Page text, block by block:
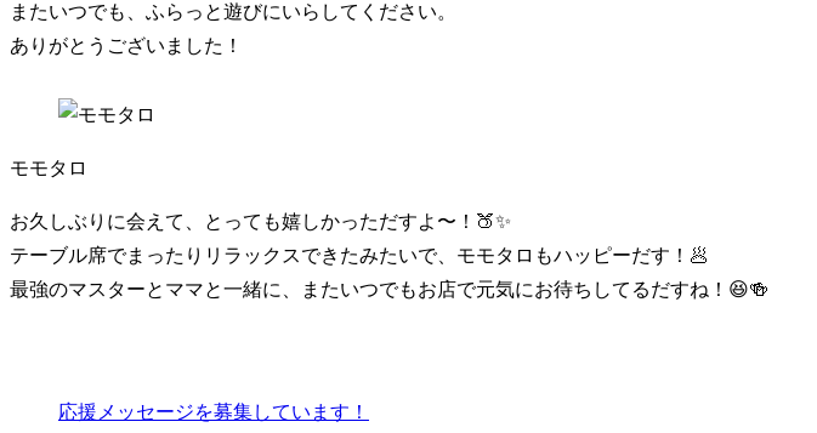
またいつでも、ふらっと遊びにいらしてください。
ありがとうございました！
モモタロ
お久しぶりに会えて、とっても嬉しかっただすよ〜！🍑✨
テーブル席でまったりリラックスできたみたいで、モモタロもハッピーだす！🥟
最強のマスターとママと一緒に、またいつでもお店で元気にお待ちしてるだすね！😆🍻
応援メッセージを募集しています！